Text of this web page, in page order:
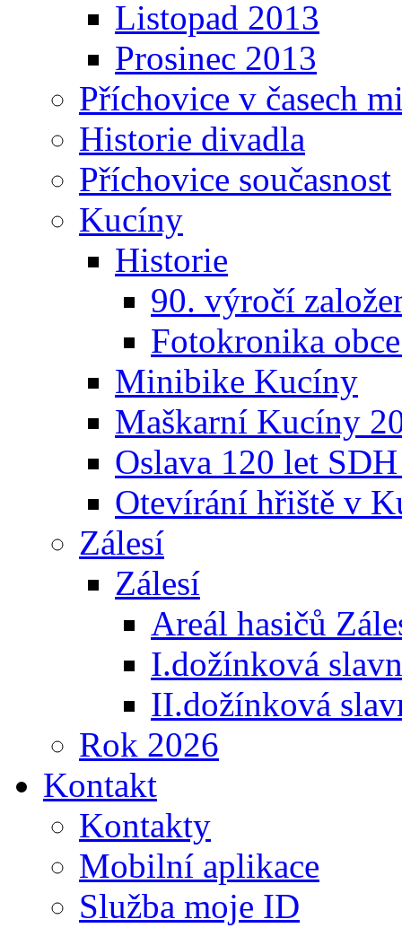
Listopad 2013
Prosinec 2013
Příchovice v časech
Historie divadla
Příchovice současnost
Kucíny
Historie
90. výročí
Fotokronika
Minibike Kucíny
Maškarní Kucíny
Oslava 120 let
Otevírání hřiště v
Zálesí
Zálesí
Areál hasičů
I.dožínková
II.dožínková
Rok 2026
Kontakt
Kontakty
Mobilní aplikace
Služba moje ID